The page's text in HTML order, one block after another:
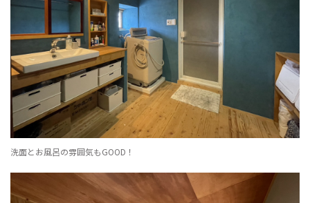
洗面とお風呂の雰囲気もGOOD！